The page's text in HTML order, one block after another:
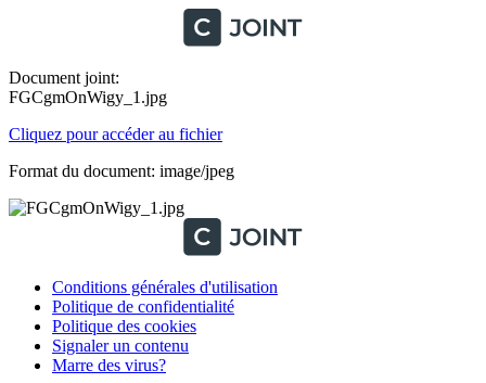
Document joint:
FGCgmOnWigy_1.jpg
Cliquez pour accéder au fichier
Format du document: image/jpeg
Conditions générales d'utilisation
Politique de confidentialité
Politique des cookies
Signaler un contenu
Marre des virus?